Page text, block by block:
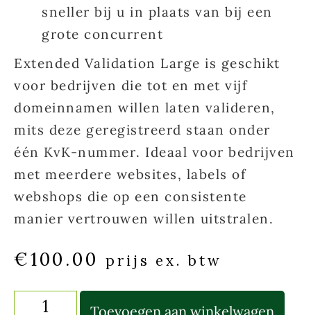
sneller bij u in plaats van bij een
grote concurrent
Extended Validation Large is geschikt
voor bedrijven die tot en met vijf
domeinnamen willen laten valideren,
mits deze geregistreerd staan onder
één KvK-nummer. Ideaal voor bedrijven
met meerdere websites, labels of
webshops die op een consistente
manier vertrouwen willen uitstralen.
€100.00 prijs ex. btw
Toevoegen aan winkelwagen